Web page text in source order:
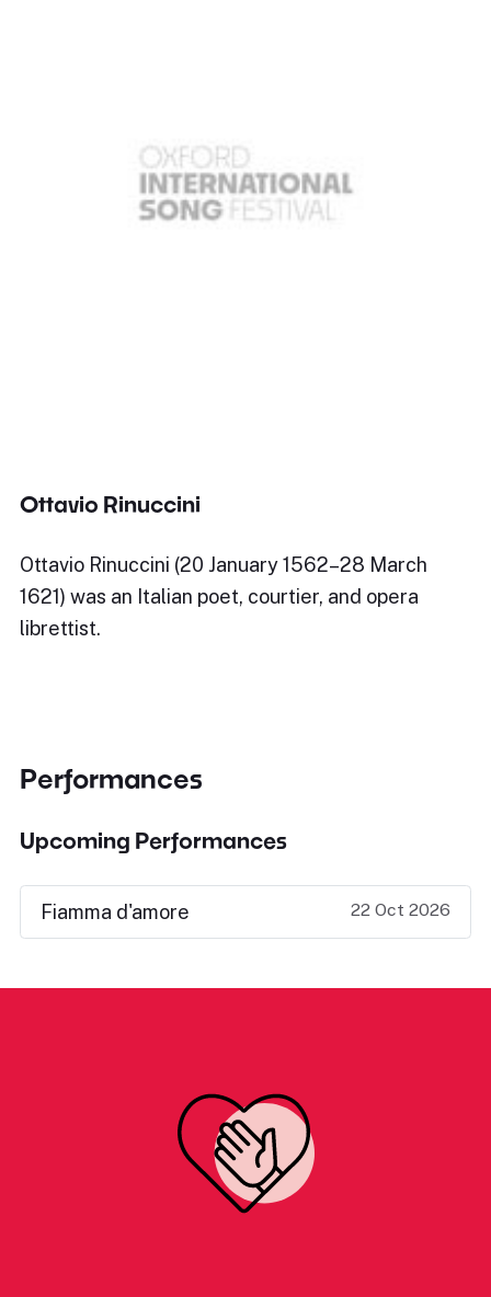
Ottavio Rinuccini
Ottavio Rinuccini (20 January 1562–28 March
1621) was an Italian poet, courtier, and opera
librettist.
Performances
Upcoming Performances
Fiamma d'amore 22 Oct 2026